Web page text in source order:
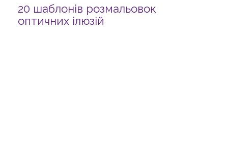
20 шаблонів розмальовок
оптичних ілюзій